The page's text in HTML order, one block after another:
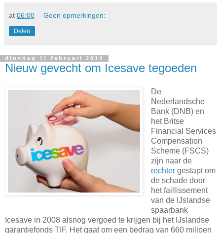
at 06:00 Geen opmerkingen:
Delen
dinsdag 11 februari 2014
Nieuw gevecht om Icesave tegoeden
De
Nederlandsche
Bank (DNB) en
het Britse
Financial Services
Compensation
Scheme (FSCS)
zijn naar de
rechtergestapt om
de schade door
het faillissement
van de IJslandse
spaarbank
Icesave in 2008 alsnog vergoed te krijgen bij het IJslandse
garantiefonds TIF. Het gaat om een bedrag van 660 miljoen